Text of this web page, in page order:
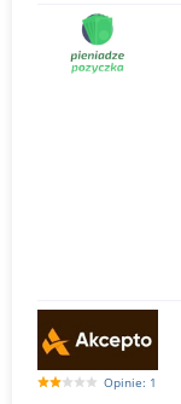
Opinie: 1